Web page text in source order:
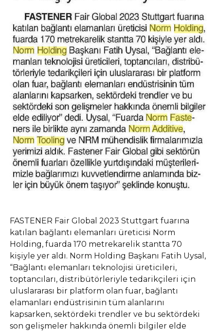
FASTENER Fair Global 2023 Stuttgart fuarına
katılan bağlantı elemanları üreticisi Norm
Holding, fuarda 170 metrekarelik stantta 70
kişiyle yer aldı. Norm Holding Başkanı Fatih Uysal,
“Bağlantı elemanları teknolojisi üreticileri,
toptancıları, distribütörleriyle tedarikçileri için
uluslararası bir platform olan fuar, bağlantı
elamanları endüstrisinin tüm alanlarını
kapsarken, sektördeki trendler ve bu sektördeki
son gelişmeler hakkında önemli bilgiler elde